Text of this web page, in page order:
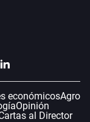
económicosAgro
Opinión
al Director